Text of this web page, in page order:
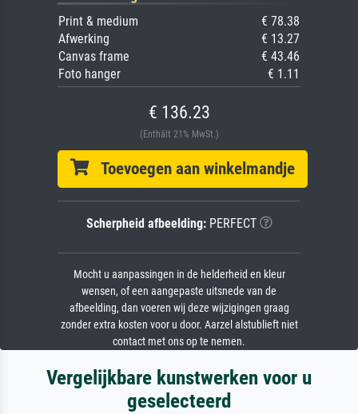
Print & medium
€ 78.38
Afwerking
€ 13.27
Canvas frame
€ 43.46
Foto hanger
€ 1.11
€ 136.23
(Enthält 21% MwSt.)
Toevoegen aan winkelmandje
Scherpheid afbeelding:PERFECT
Mocht u aanpassingen in de helderheid en kleur
wensen, of een aangepaste uitsnede van de
afbeelding, dan voeren wij deze wijzigingen graag
zonder extra kosten voor u door. Aarzel alstublieft niet
contact met ons op te nemen.
Vergelijkbare kunstwerken voor u
geselecteerd